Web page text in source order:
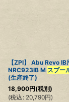
【ZPI】 Abu Revo IB
NRC923IB M スプー
(生産終了)
18,900円(税別)
(税込 : 20,790円)